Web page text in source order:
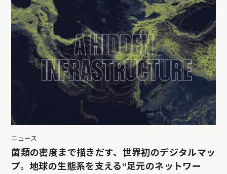
ニュース
菌類の密度まで描きだす、世界初のデジタルマッ
プ。地球の生態系を支える“足元のネットワー